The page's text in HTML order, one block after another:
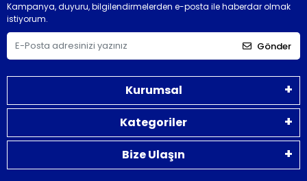
Kampanya, duyuru, bilgilendirmelerden e-posta ile haberdar olmak
istiyorum.
Gönder
Kurumsal
Kategoriler
Bize Ulaşın